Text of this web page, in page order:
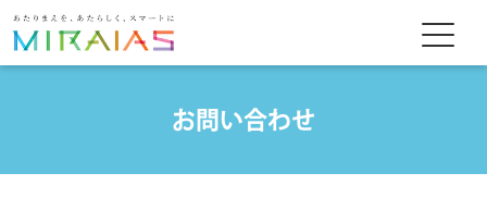
お問い合わせ